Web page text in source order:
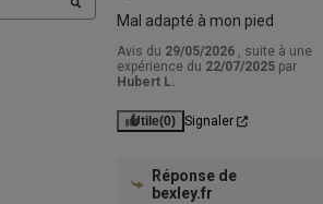
Mal adapté à mon pied
Avis du 29/05/2026 , suite à une
expérience du 22/07/2025 par
Hubert L.
Utile(0) Signaler
Réponse de
bexley.fr